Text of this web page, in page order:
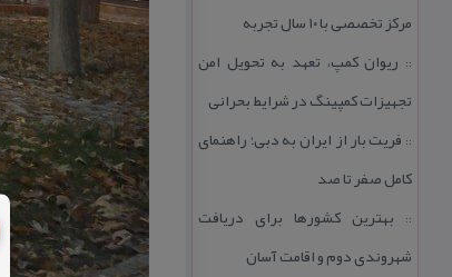
مركز تخصصی با ۱۰ سال تجربه
:: ریوان كمپ، تعهد به تحویل امن
تجهیزات كمپینگ در شرایط بحرانی
:: فریت بار از ایران به دبی؛ راهنمای
كامل صفر تا صد
:: بهترین كشورها برای دریافت
شهروندی دوم و اقامت آسان